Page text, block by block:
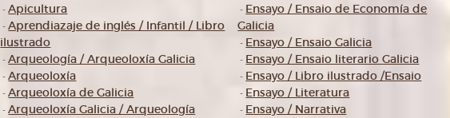
-Apicultura
-Aprendiazaje de inglés / Infantil / Libro
ilustrado
-Arqueología / Arqueoloxía Galicia
-Arqueoloxía
-Arqueoloxía de Galicia
-Arqueoloxía Galicia / Arqueología
- Ensayo / Ensaio de Economía de
Galicia
- Ensayo / Ensaio Galicia
- Ensayo / Ensaio literario Galicia
- Ensayo / Libro ilustrado /Ensaio
- Ensayo / Literatura
- Ensayo / Narrativa